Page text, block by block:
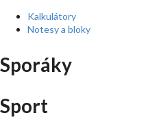
Kalkulátory
Notesy a bloky
Sporáky
Sport